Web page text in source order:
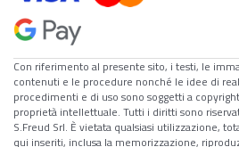
Con riferimento al presente sito, i testi, le
contenuti e le procedure nonché le idee di
procedimenti e di uso sono soggetti a
proprietà intellettuale. Tutti i diritti sono
S.Freud Srl. È vietata qualsiasi utilizzazione,
qui inseriti, inclusa la memorizzazione,